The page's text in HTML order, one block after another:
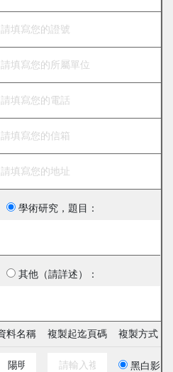
學術研究，題目：
其他（請詳述）：
料名稱 複製起迄頁碼 複製方式
黑白影印